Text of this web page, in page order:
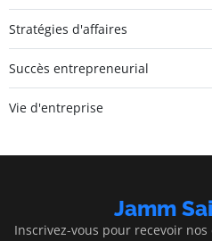
Stratégies d'affaires
Succès entrepreneurial
Vie d'entreprise
Jamm
Inscrivez-vous pour recevoir